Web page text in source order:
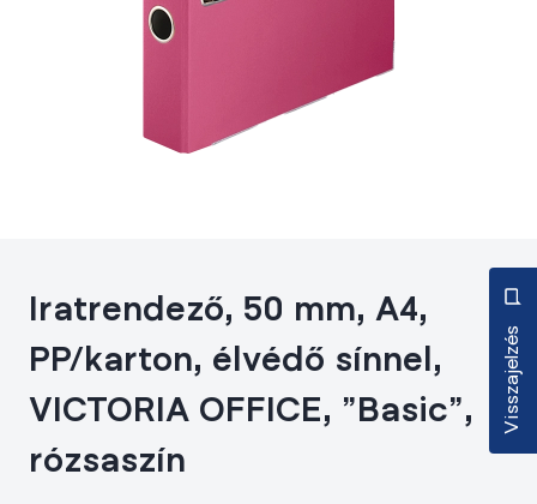
Visszajelzés
Iratrendező, 50 mm, A4,
PP/karton, élvédő sínnel,
VICTORIA OFFICE, "Basic",
rózsaszín